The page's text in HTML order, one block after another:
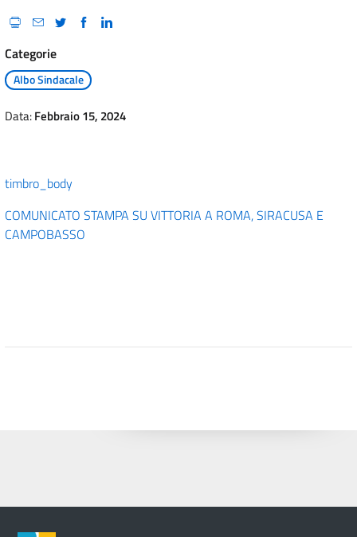
Categorie
Albo Sindacale
Data:Febbraio 15, 2024
timbro_body
COMUNICATO STAMPA SU VITTORIA A ROMA, SIRACUSA E
CAMPOBASSO